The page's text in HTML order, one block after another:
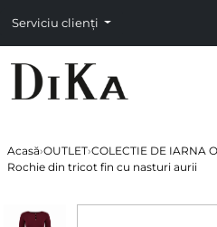
Serviciu clienți
Acasă›OUTLET›COLECTIE DE IARNA
Rochie din tricot fin cu nasturi aurii